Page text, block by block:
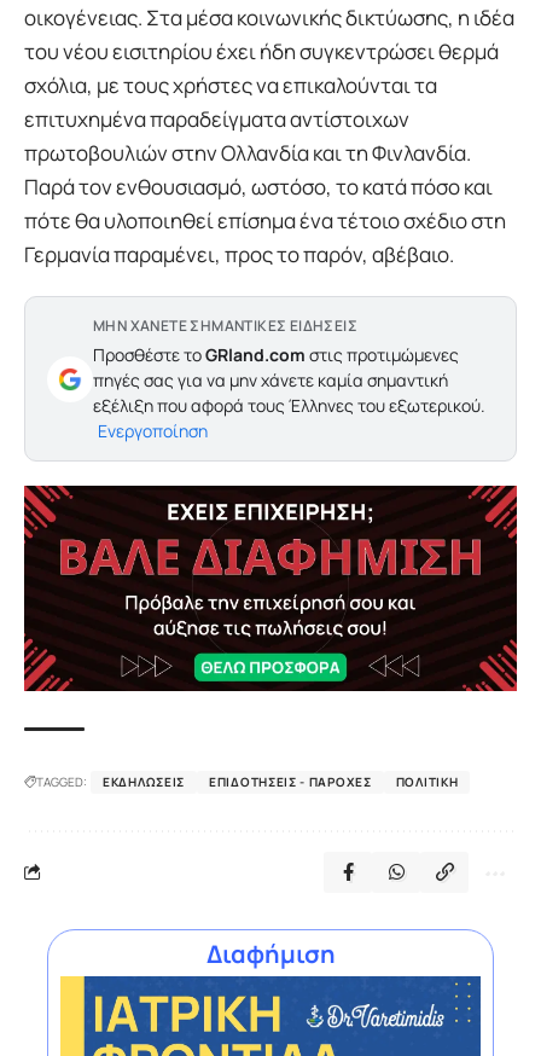
οικογένειας. Στα μέσα κοινωνικής δικτύωσης, η ιδέα
του νέου εισιτηρίου έχει ήδη συγκεντρώσει θερμά
σχόλια, με τους χρήστες να επικαλούνται τα
επιτυχημένα παραδείγματα αντίστοιχων
πρωτοβουλιών στην Ολλανδία και τη Φινλανδία.
Παρά τον ενθουσιασμό, ωστόσο, το κατά πόσο και
πότε θα υλοποιηθεί επίσημα ένα τέτοιο σχέδιο στη
Γερμανία παραμένει, προς το παρόν, αβέβαιο.
ΜΗΝ ΧΑΝΕΤΕ ΣΗΜΑΝΤΙΚΕΣ ΕΙΔΗΣΕΙΣ
Προσθέστε τοGRland.com στις προτιμώμενες
πηγές σας για να μην χάνετε καμία σημαντική
εξέλιξη που αφορά τους Έλληνες του εξωτερικού.
Ενεργοποίηση
TAGGED: ΕΚΔΗΛΏΣΕΙΣ ΕΠΙΔΟΤΉΣΕΙΣ - ΠΑΡΟΧΈΣ ΠΟΛΙΤΙΚΉ
Διαφήμιση